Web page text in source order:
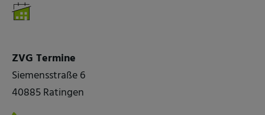
ZVG Termine
Siemensstraße 6
40885 Ratingen